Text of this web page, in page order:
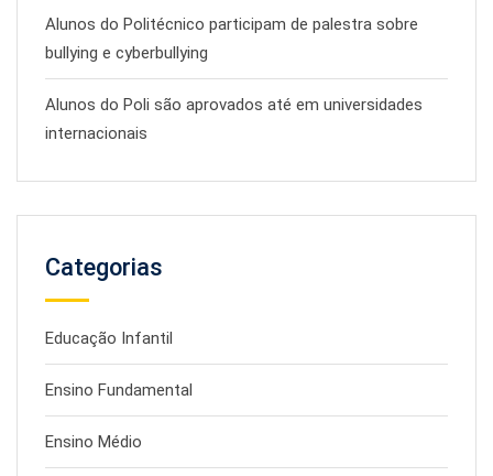
Alunos do Politécnico participam de palestra sobre
bullying e cyberbullying
Alunos do Poli são aprovados até em universidades
internacionais
Categorias
Educação Infantil
Ensino Fundamental
Ensino Médio